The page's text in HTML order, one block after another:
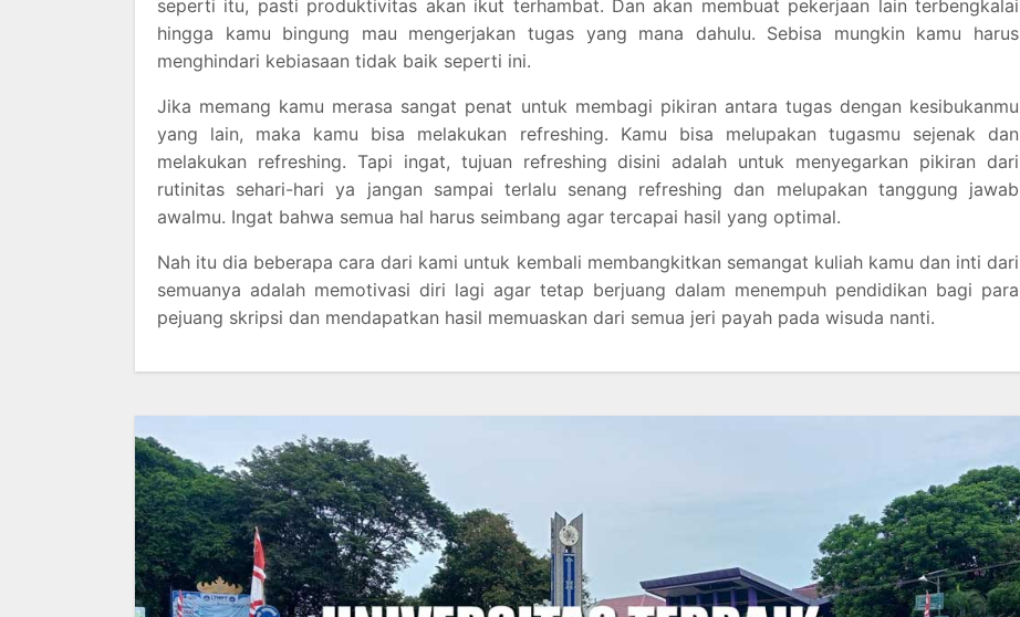
seperti itu, pasti produktivitas akan ikut terhambat. Dan akan membuat pekerjaan lain terbengkalai
hingga kamu bingung mau mengerjakan tugas yang mana dahulu. Sebisa mungkin kamu harus
menghindari kebiasaan tidak baik seperti ini.
Jika memang kamu merasa sangat penat untuk membagi pikiran antara tugas dengan kesibukanmu
yang lain, maka kamu bisa melakukan refreshing. Kamu bisa melupakan tugasmu sejenak dan
melakukan refreshing. Tapi ingat, tujuan refreshing disini adalah untuk menyegarkan pikiran dari
rutinitas sehari-hari ya jangan sampai terlalu senang refreshing dan melupakan tanggung jawab
awalmu. Ingat bahwa semua hal harus seimbang agar tercapai hasil yang optimal.
Nah itu dia beberapa cara dari kami untuk kembali membangkitkan semangat kuliah kamu dan inti dari
semuanya adalah memotivasi diri lagi agar tetap berjuang dalam menempuh pendidikan bagi para
pejuang skripsi dan mendapatkan hasil memuaskan dari semua jeri payah pada wisuda nanti.